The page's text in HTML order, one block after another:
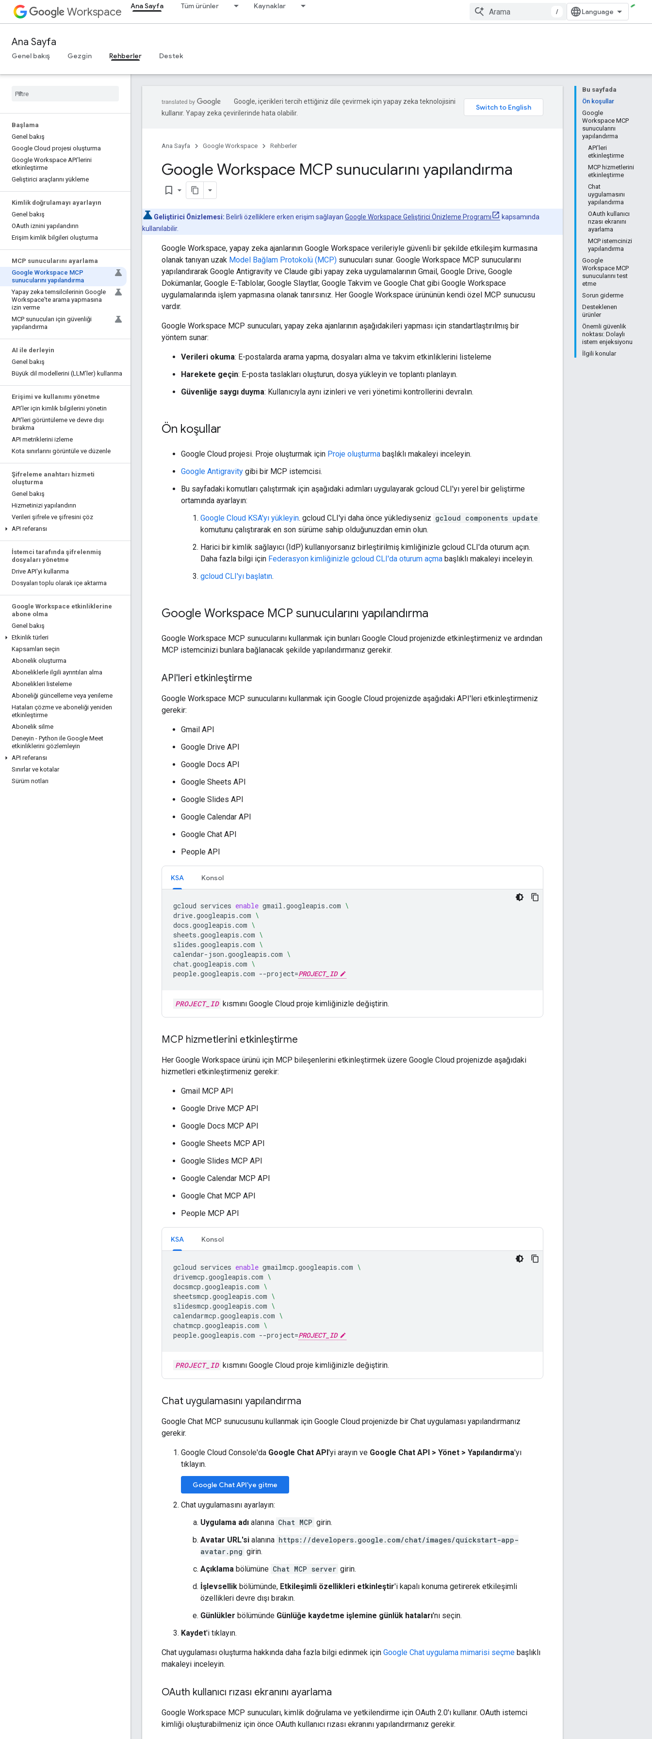
Workspace Ana Sayfa Tüm ürünler Kaynaklar
/
Ana Sayfa
Genel bakış Gezgin Rehberler Destek
Başlama
Genel bakış
Google Cloud projesi oluşturma
Google Workspace API'lerini
etkinleştirme
Geliştirici araçlarını yükleme
Kimlik doğrulamayı ayarlayın
Genel bakış
OAuth iznini yapılandırın
Erişim kimlik bilgileri oluşturma
MCP sunucularını ayarlama
Google Workspace MCP
sunucularını yapılandırma
Yapay zeka temsilcilerinin Google
Workspace'te arama yapmasına
izin verme
MCP sunucuları için güvenliği
yapılandırma
AI ile derleyin
Genel bakış
Büyük dil modellerini (LLM'ler) kullanma
Erişimi ve kullanımı yönetme
API'ler için kimlik bilgilerini yönetin
API'leri görüntüleme ve devre dışı
bırakma
API metriklerini izleme
Kota sınırlarını görüntüle ve düzenle
Şifreleme anahtarı hizmeti
oluşturma
Genel bakış
Hizmetinizi yapılandırın
Verileri şifrele ve şifresini çöz
API referansı
İstemci tarafında şifrelenmiş
dosyaları yönetme
Drive API'yi kullanma
Dosyaları toplu olarak içe aktarma
Google Workspace etkinliklerine
abone olma
Genel bakış
Etkinlik türleri
Kapsamları seçin
Abonelik oluşturma
Aboneliklerle ilgili ayrıntıları alma
Abonelikleri listeleme
Aboneliği güncelleme veya yenileme
Hataları çözme ve aboneliği yeniden
etkinleştirme
Abonelik silme
Deneyin - Python ile Google Meet
etkinliklerini gözlemleyin
API referansı
Sınırlar ve kotalar
Sürüm notları
Bu sayfada
Ön koşullar
Google
Workspace MCP
sunucularını
yapılandırma
API'leri
etkinleştirme
MCP hizmetlerini
etkinleştirme
Chat
uygulamasını
yapılandırma
OAuth kullanıcı
rızası ekranını
ayarlama
MCP istemcinizi
yapılandırma
Google
Workspace MCP
sunucularını test
etme
Sorun giderme
Desteklenen
ürünler
Önemli güvenlik
noktası: Dolaylı
istem enjeksiyonu
İlgili konular
Google, içerikleri tercih ettiğiniz dile çevirmek için yapay zeka teknolojisini
kullanır. Yapay zeka çevirilerinde hata olabilir.
Ana Sayfa Google Workspace Rehberler
Google Workspace MCP sunucularını yapılandırma
bookmark_border
Geliştirici Önizlemesi: Belirli özelliklere erken erişim sağlayan Google Workspace Geliştirici Önizleme Programı
kapsamında
kullanılabilir.
Google Workspace, yapay zeka ajanlarının Google Workspace verileriyle güvenli bir şekilde etkileşim kurmasına
olanak tanıyan uzak Model Bağlam Protokolü (MCP) sunucuları sunar. Google Workspace MCP sunucularını
yapılandırarak Google Antigravity ve Claude gibi yapay zeka uygulamalarının Gmail, Google Drive, Google
Dokümanlar, Google E-Tablolar, Google Slaytlar, Google Takvim ve Google Chat gibi Google Workspace
uygulamalarında işlem yapmasına olanak tanırsınız. Her Google Workspace ürününün kendi özel MCP sunucusu
vardır.
Google Workspace MCP sunucuları, yapay zeka ajanlarının aşağıdakileri yapması için standartlaştırılmış bir
yöntem sunar:
Verileri okuma: E-postalarda arama yapma, dosyaları alma ve takvim etkinliklerini listeleme
Harekete geçin: E-posta taslakları oluşturun, dosya yükleyin ve toplantı planlayın.
Güvenliğe saygı duyma: Kullanıcıyla aynı izinleri ve veri yönetimi kontrollerini devralın.
Ön koşullar
Google Cloud projesi. Proje oluşturmak için Proje oluşturma başlıklı makaleyi inceleyin.
Google Antigravity gibi bir MCP istemcisi.
Bu sayfadaki komutları çalıştırmak için aşağıdaki adımları uygulayarak gcloud CLI'yı yerel bir geliştirme
ortamında ayarlayın:
Google Cloud KSA'yı yükleyin. gcloud CLI'yi daha önce yüklediyseniz gcloud components update
komutunu çalıştırarak en son sürüme sahip olduğunuzdan emin olun.
Harici bir kimlik sağlayıcı (IdP) kullanıyorsanız birleştirilmiş kimliğinizle gcloud CLI'da oturum açın.
Daha fazla bilgi için Federasyon kimliğinizle gcloud CLI'da oturum açma başlıklı makaleyi inceleyin.
gcloud CLI'yı başlatın.
Google Workspace MCP sunucularını yapılandırma
Google Workspace MCP sunucularını kullanmak için bunları Google Cloud projenizde etkinleştirmeniz ve ardından
MCP istemcinizi bunlara bağlanacak şekilde yapılandırmanız gerekir.
API'leri etkinleştirme
Google Workspace MCP sunucularını kullanmak için Google Cloud projenizde aşağıdaki API'leri etkinleştirmeniz
gerekir:
Gmail API
Google Drive API
Google Docs API
Google Sheets API
Google Slides API
Google Calendar API
Google Chat API
People API
KSA Konsol
gcloud services enable gmail.googleapis.com \
drive.googleapis.com \
docs.googleapis.com \
sheets.googleapis.com \
slides.googleapis.com \
calendar-json.googleapis.com \
chat.googleapis.com \
people.googleapis.com --project=PROJECT_ID
PROJECT_ID kısmını Google Cloud proje kimliğinizle değiştirin.
MCP hizmetlerini etkinleştirme
Her Google Workspace ürünü için MCP bileşenlerini etkinleştirmek üzere Google Cloud projenizde aşağıdaki
hizmetleri etkinleştirmeniz gerekir:
Gmail MCP API
Google Drive MCP API
Google Docs MCP API
Google Sheets MCP API
Google Slides MCP API
Google Calendar MCP API
Google Chat MCP API
People MCP API
KSA Konsol
gcloud services enable gmailmcp.googleapis.com \
drivemcp.googleapis.com \
docsmcp.googleapis.com \
sheetsmcp.googleapis.com \
slidesmcp.googleapis.com \
calendarmcp.googleapis.com \
chatmcp.googleapis.com \
people.googleapis.com --project=PROJECT_ID
PROJECT_ID kısmını Google Cloud proje kimliğinizle değiştirin.
Chat uygulamasını yapılandırma
Google Chat MCP sunucusunu kullanmak için Google Cloud projenizde bir Chat uygulaması yapılandırmanız
gerekir.
Google Cloud Console'da Google Chat API'yi arayın ve Google Chat API > Yönet > Yapılandırma'yı
tıklayın.
Google Chat API'ye gitme
Chat uygulamasını ayarlayın:
Uygulama adı alanına Chat MCP girin.
Avatar URL'si alanına https://developers.google.com/chat/images/quickstart-app-
avatar.png girin.
Açıklama bölümüne Chat MCP server girin.
İşlevsellik bölümünde, Etkileşimli özellikleri etkinleştir'i kapalı konuma getirerek etkileşimli
özellikleri devre dışı bırakın.
Günlükler bölümünde Günlüğe kaydetme işlemine günlük hataları'nı seçin.
Kaydet'i tıklayın.
Chat uygulaması oluşturma hakkında daha fazla bilgi edinmek için Google Chat uygulama mimarisi seçme başlıklı
makaleyi inceleyin.
OAuth kullanıcı rızası ekranını ayarlama
Google Workspace MCP sunucuları, kimlik doğrulama ve yetkilendirme için OAuth 2.0'ı kullanır. OAuth istemci
kimliği oluşturabilmeniz için önce OAuth kullanıcı rızası ekranını yapılandırmanız gerekir.